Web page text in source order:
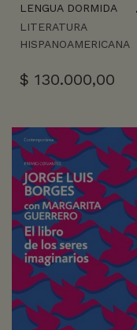
LENGUA DORMIDA
LITERATURA
HISPANOAMERICANA
$ 130.000,00